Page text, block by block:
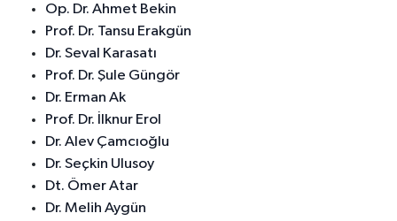
Op. Dr. Ahmet Bekin
Prof. Dr. Tansu Erakgün
Dr. Seval Karasatı
Prof. Dr. Şule Güngör
Dr. Erman Ak
Prof. Dr. İlknur Erol
Dr. Alev Çamcıoğlu
Dr. Seçkin Ulusoy
Dt. Ömer Atar
Dr. Melih Aygün